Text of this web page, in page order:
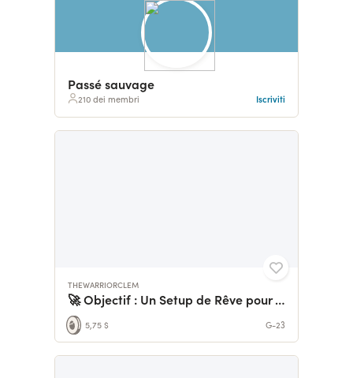
Passé sauvage
210 dei membri Iscriviti
THEWARRIORCLEM
🚀 Objectif : Un Setup de Rêve pour TheWarriorClem 🚀
5,75 $ G-23